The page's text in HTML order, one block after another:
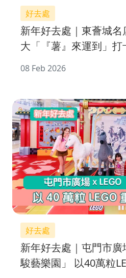
好去處
新年好去處｜東薈城名
大「『薯』來運到」打
08 Feb 2026
好去處
新年好去處｜屯門市廣
駿藝樂園」 以40萬粒